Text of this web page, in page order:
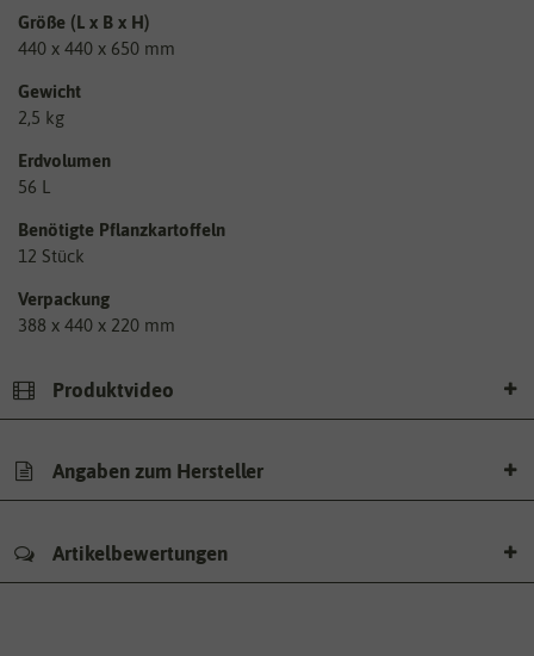
Größe (L x B x H)
440 x 440 x 650 mm
Gewicht
2,5 kg
Erdvolumen
56 L
Benötigte Pflanzkartoffeln
12 Stück
Verpackung
388 x 440 x 220 mm
Produktvideo
Angaben zum Hersteller
Artikelbewertungen